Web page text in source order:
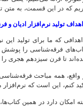
که در این قسمت، به متن
اهداف تولید نرم‌افزار ادیان
اهدافی که ما برای تولید
فرقه‌شناسی را پوشش
تا قرن سیزدهم هجری را
واقع، همه مباحث
کنم، این است که
امکان دارد در همین